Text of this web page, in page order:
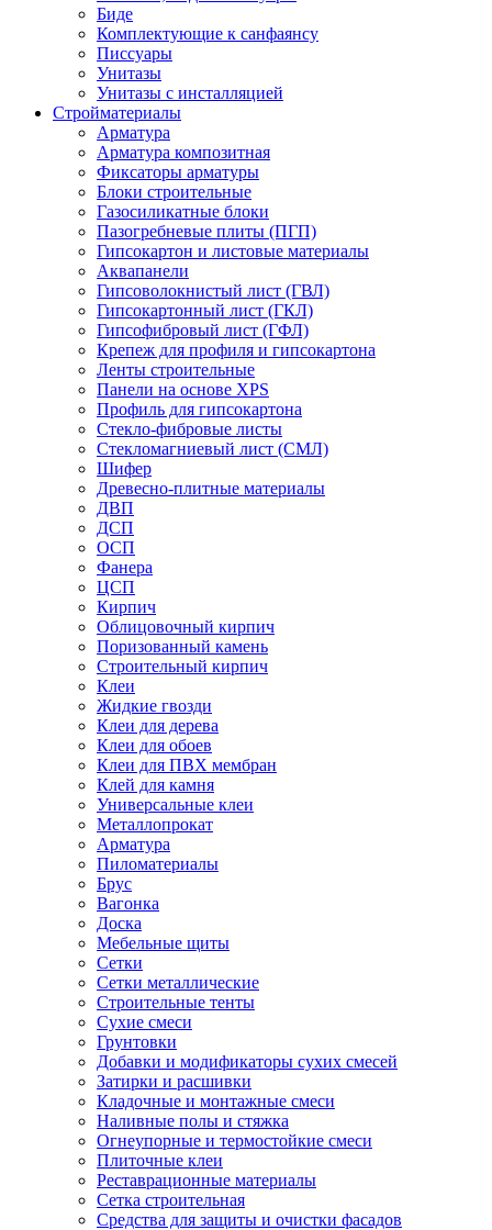
Биде
Комплектующие к санфаянсу
Писсуары
Унитазы
Унитазы с инсталляцией
Стройматериалы
Арматура
Арматура композитная
Фиксаторы арматуры
Блоки строительные
Газосиликатные блоки
Пазогребневые плиты (ПГП)
Гипсокартон и листовые материалы
Аквапанели
Гипсоволокнистый лист (ГВЛ)
Гипсокартонный лист (ГКЛ)
Гипсофибровый лист (ГФЛ)
Крепеж для профиля и гипсокартона
Ленты строительные
Панели на основе XPS
Профиль для гипсокартона
Стекло-фибровые листы
Стекломагниевый лист (СМЛ)
Шифер
Древесно-плитные материалы
ДВП
ДСП
ОСП
Фанера
ЦСП
Кирпич
Облицовочный кирпич
Поризованный камень
Строительный кирпич
Клеи
Жидкие гвозди
Клеи для дерева
Клеи для обоев
Клеи для ПВХ мембран
Клей для камня
Универсальные клеи
Металлопрокат
Арматура
Пиломатериалы
Брус
Вагонка
Доска
Мебельные щиты
Сетки
Сетки металлические
Строительные тенты
Сухие смеси
Грунтовки
Добавки и модификаторы сухих смесей
Затирки и расшивки
Кладочные и монтажные смеси
Наливные полы и стяжка
Огнеупорные и термостойкие смеси
Плиточные клеи
Реставрационные материалы
Сетка строительная
Средства для защиты и очистки фасадов